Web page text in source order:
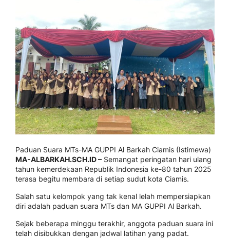
Paduan Suara MTs-MA GUPPI Al Barkah Ciamis (Istimewa)
MA-ALBARKAH.SCH.ID – Semangat peringatan hari ulang
tahun kemerdekaan Republik Indonesia ke-80 tahun 2025
terasa begitu membara di setiap sudut kota Ciamis.
Salah satu kelompok yang tak kenal lelah mempersiapkan
diri adalah paduan suara MTs dan MA GUPPI Al Barkah.
Sejak beberapa minggu terakhir, anggota paduan suara ini
telah disibukkan dengan jadwal latihan yang padat.